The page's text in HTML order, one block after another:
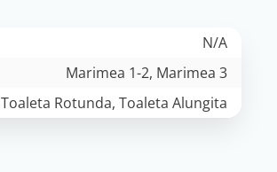
N/A
Marimea 1-2, Marimea 3
Toaleta Rotunda, Toaleta Alungita